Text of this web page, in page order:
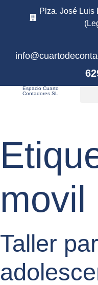
Plza. José Luis
Espacio Cuarto
Contadores SL
movil
Taller